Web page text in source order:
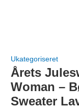
Ukategoriseret
Årets
Woman –
Sweater